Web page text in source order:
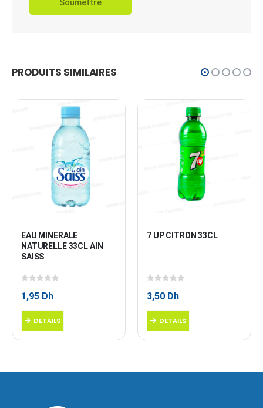
PRODUITS SIMILAIRES
EAU MINERALE
NATURELLE 33CL AIN
SAISS
1,95 Dh
DETAILS
7 UP CITRON 33CL
3,50 Dh
DETAILS